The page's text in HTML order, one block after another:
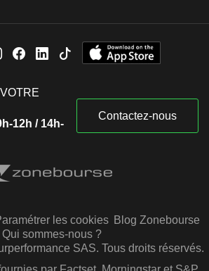
12h / 14h-
Contactez-nous
les cookies Blog Zonebourse
Qui sommes-nous ?
SAS. Tous droits réservés.